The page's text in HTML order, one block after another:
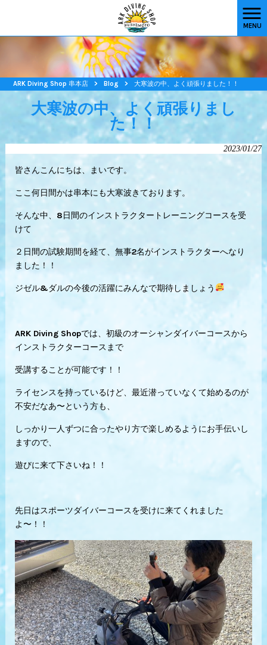
MENU
ARK Diving Shop 串本店 > Blog > 大寒波の中、よく頑張りました！！
大寒波の中、よく頑張りまし
た！！
2023/01/27
皆さんこんにちは、まいです。
ここ何日間かは串本にも大寒波きております。
そんな中、8日間のインストラクタートレーニングコースを受
けて
２日間の試験期間を経て、無事2名がインストラクターへなり
ました！！
ジゼル&ダルの今後の活躍にみんなで期待しましょう
ARK Diving Shopでは、初級のオーシャンダイバーコースから
インストラクターコースまで
受講することが可能です！！
ライセンスを持っているけど、最近潜っていなくて始めるのが
不安だなあ〜という方も、
しっかり一人ずつに合ったやり方で楽しめるようにお手伝いし
ますので、
遊びに来て下さいね！！
先日はスポーツダイバーコースを受けに来てくれました
よ〜！！